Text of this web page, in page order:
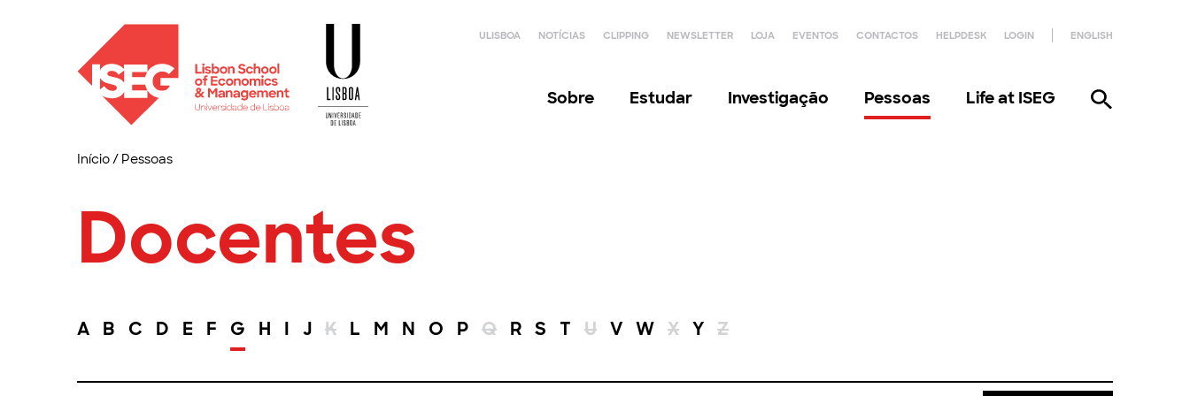
ULISBOA NOTÍCIAS CLIPPING NEWSLETTER LOJA EVENTOS CONTACTOS HELPDESK LOGIN ENGLISH
Sobre Estudar Investigação Pessoas Life at ISEG
Início/ Pessoas
Docentes
A B C D E F G H I J K L M N O P Q R S T U V W X Y Z